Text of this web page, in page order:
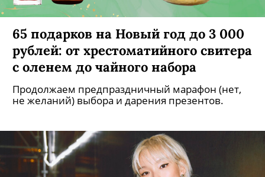
65 подарков на Новый год до 3 000
рублей: от хрестоматийного свитера
с оленем до чайного набора
Продолжаем предпраздничный марафон (нет,
не желаний) выбора и дарения презентов.